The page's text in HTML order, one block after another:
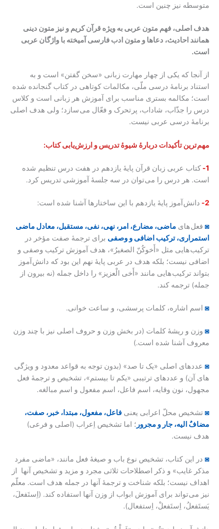
متوسطه نیز چنین است.
هدف اصلی، فهم متون عربی به ویژه قرآن کریم و نیز متون دینی
همانند احادیث، دعاها و متون ادب فارسی آمیخته با واژگان عربی
است.
از آنجا که یکی از چهار مهارت زبانی «سخن گفتن» است و به
استناد برنامۀ درسی ملّی، مکالمات کوتاهی در کتاب گنجانده شده
است؛ مکالمه بستری مناسب برای آموزش هر زبانی است و کلاس
درس را جذّاب، شاداب، پر تحرک و فعّال می سازد؛ ولی هدف اصلی
برنامۀ درسی عربی نیست.
مهم ترین تأکیدات دربارۀ شیوۀ تدریس و ارزش‌یابی کتاب:
1- کتاب عربی زبان قرآن پایۀ یازدهم در هفت درس تنظیم شده
است. هر درس را می توان در سه جلسۀ آموزشی تدریس کرد.
2- دانش آموز پایۀ یازدهم با این ساختارها آشنا شده است:
◙ فعل های ماضی، مضارع، امر، نهی، نفی، مستقبل، معادل ماضی
استمراری، ترکیب اضافی و وصفی برای ترجمۀ صفت مؤخر در
ترکیب هایی مثل «أَخوکُنّ الصغیرُ»، هدف آموزش ترکیب وصفی و
اضافی نیست؛ بلکه هدف در عربی پایۀ نهم این بود که دانش آموز
بتواند ترکیب هایی مانند «أَخی الْعزیز» را داخل جمله (نه بیرون از
جمله) ترجمه کند.
◙ اسم اشاره، کلمات پرسشی، و ساعت خوانی.
◙ وزن و ریشۀ کلمات (در بخش وزن و حروف اصلی نیز با چند وزن
معروف آشنا شده است.)
◙ عددهای اصلی «یک تا صد» (بدون توجه به قواعد معدود و ویژگی
های آن) و عددهای ترتیبی «یکم تا بیستم»، تشخیص و ترجمۀ فعل
مجهول، نون وقایه، اسم فاعل، اسم مفعول و اسم مبالغه.
◙ تشخیص محلّ اعرابی یعنی فاعل، مفعول، مبتدا، خبر، صفت،
مضافٌ الیه، جار و مجرور ؛ اما تشخیص اِعراب (اصلی و فرعی)
هدف نیست.
◙ در این کتاب، تشخیص نوع باب و صیغۀ فعل مانند، «ماضی مفرد
مذکر غایب» و ذکر اصطلاحات ثلاثی مجرد و مزید و تشخیص آنها از
اهداف نیست؛ بلکه شناخت و ترجمۀ آنها در جمله هدف است. معلّم
نیز می تواند برای آموزش ابواب از وزن آنها استفاده کند. (اِستَفعلَ،
یَستَفعلُ، اِستَفعلْ، اِستفعال).